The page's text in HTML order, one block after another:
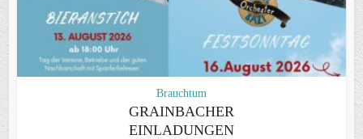
Brauchtum
GRAINBACHER
EINLADUNGEN